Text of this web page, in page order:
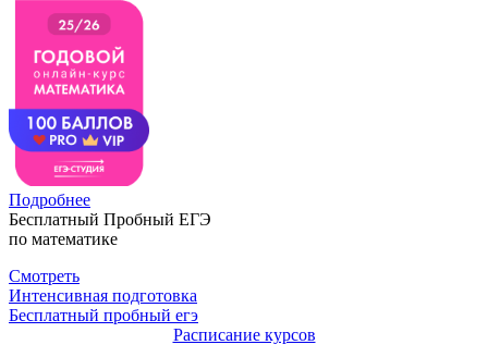
Подробнее
Бесплатный Пробный ЕГЭ
по математике
Смотреть
Интенсивная подготовка
Бесплатный пробный егэ
Расписание курсов